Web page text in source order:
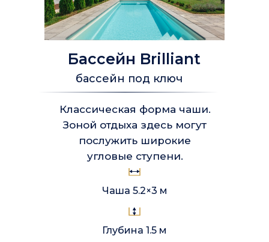
Классическая форма чаши.
Зоной отдыха здесь могут
послужить широкие
угловые ступени.
Чаша 5.2×3 м
Глубина 1.5 м
Бассейн Brilliant
бассейн под ключ
1. Выбор готовой композитной
чаши — определяем модель,
необходимость павильона для
крытого или открытого
использования.
ИЗ ЧЕГО
СКЛАДЫВАЕТСЯ
С ПОДОГРЕВОМ?
2. Доставка по Санкт-Петербургу
и Ленинградской области